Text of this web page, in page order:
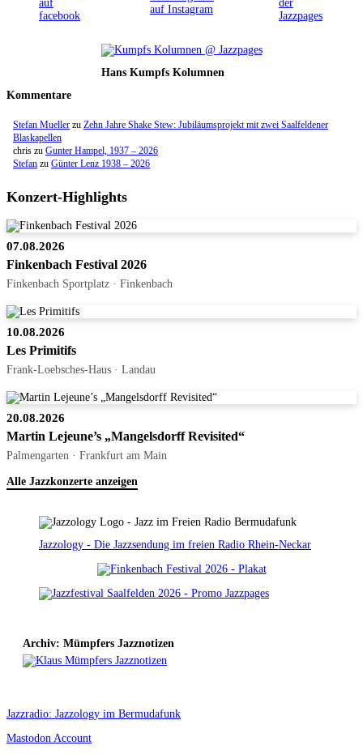
Hans Kumpfs Kolumnen
Kommentare
Stefan Mueller zu Zehn Jahre Shake Stew: Jubiläumsprojekt mit zwei Saalfeldener
Blaskapellen
chris zu Gunter Hampel, 1937 – 2026
Stefan zu Günter Lenz 1938 – 2026
Konzert-Highlights
07.08.2026
Finkenbach Festival 2026
Finkenbach Sportplatz · Finkenbach
10.08.2026
Les Primitifs
Frank-Loebsches-Haus · Landau
20.08.2026
Martin Lejeune’s „Mangelsdorff Revisited“
Palmengarten · Frankfurt am Main
Alle Jazzkonzerte anzeigen
Jazzology - Die Jazzsendung im freien Radio Rhein-Neckar
Archiv: Mümpfers Jazznotizen
Jazzradio: Jazzology im Bermudafunk
Mastodon Account